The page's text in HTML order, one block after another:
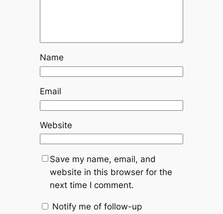
Name
Email
Website
Save my name, email, and
website in this browser for the
next time I comment.
Notify me of follow-up